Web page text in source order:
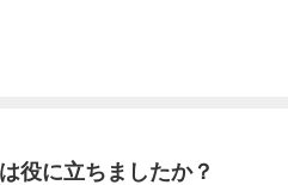
役に立ちましたか？